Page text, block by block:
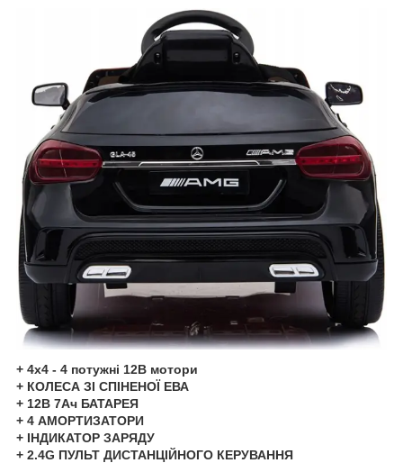
+ 4x4 - 4 потужні 12В мотори
+ КОЛЕСА ЗІ СПІНЕНОЇ ЕВА
+ 12В 7Ач БАТАРЕЯ
+ 4 АМОРТИЗАТОРИ
+ ІНДИКАТОР ЗАРЯДУ
+ 2.4G ПУЛЬТ ДИСТАНЦІЙНОГО КЕРУВАННЯ